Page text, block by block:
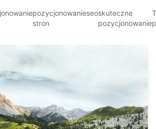
pozycjonowanie
stron
seoskuteczne
pozycjonowanie